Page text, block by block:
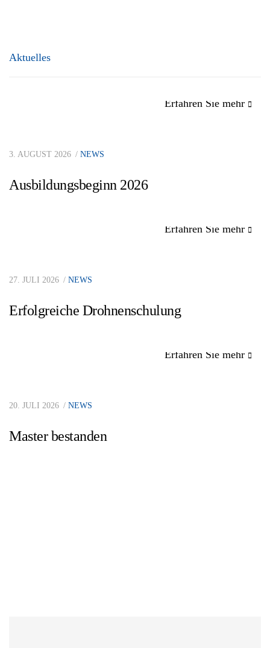
Aktuelles
Erfahren Sie mehr
3. AUGUST 2026 NEWS
Ausbildungsbeginn 2026
Erfahren Sie mehr
27. JULI 2026 NEWS
Erfolgreiche Drohnenschulung
Erfahren Sie mehr
20. JULI 2026 NEWS
Master bestanden